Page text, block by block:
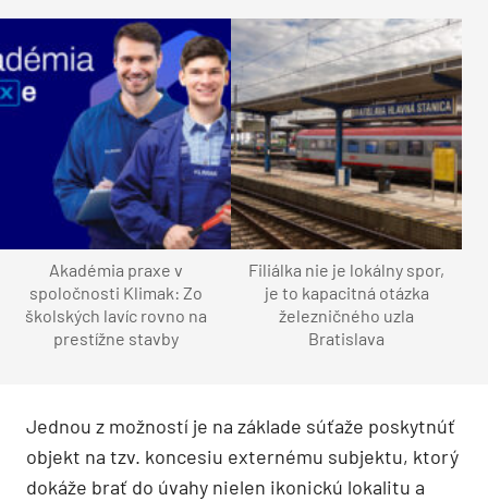
Akadémia praxe v
spoločnosti Klimak: Zo
školských lavíc rovno na
prestížne stavby
Filiálka nie je lokálny spor,
je to kapacitná otázka
železničného uzla
Bratislava
Jednou z možností je na základe súťaže poskytnúť
objekt na tzv. koncesiu externému subjektu, ktorý
dokáže brať do úvahy nielen ikonickú lokalitu a